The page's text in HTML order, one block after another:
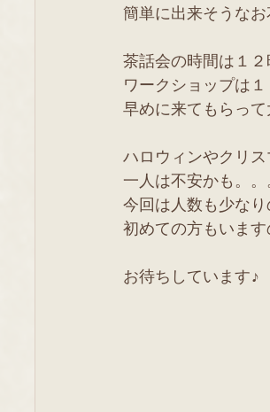
簡単に出来そうな
茶話会の時間は１
ワークショップは
早めに来てもらっ
ハロウィンやクリ
一人は不安かも。
今回は人数も少な
初めての方もいま
お待ちしています♪